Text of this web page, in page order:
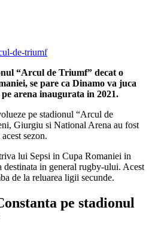
“Arcul de Triumf” decat o
se pare ca Dinamo va juca
arena inaugurata in 2021.
pe stadionul “Arcul de
Giurgiu si National Arena au fost
sezon.
lui Sepsi in Cupa Romaniei in
destinata in general rugby-ului. Acest
de la reluarea ligii secunde.
pe stadionul